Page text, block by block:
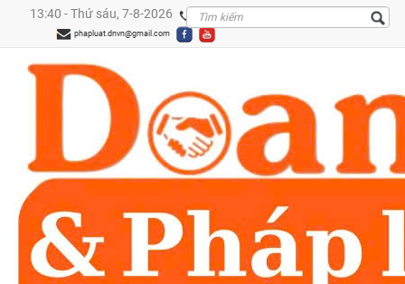
13:40 - Thứ sáu, 7-8-2026 0909299288
phapluat.dnvn@gmail.com